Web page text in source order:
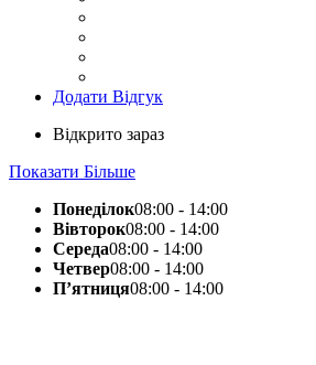
Додати Відгук
Відкрито зараз
Показати Більше
Понеділок08:00 - 14:00
Вівторок08:00 - 14:00
Середа08:00 - 14:00
Четвер08:00 - 14:00
П’ятниця08:00 - 14:00